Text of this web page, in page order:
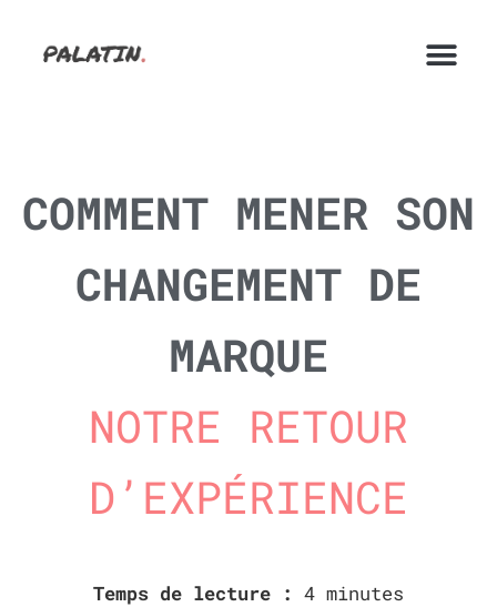
COMMENT MENER SON
CHANGEMENT DE
MARQUE
NOTRE RETOUR
D’EXPÉRIENCE
Temps de lecture : 4 minutes